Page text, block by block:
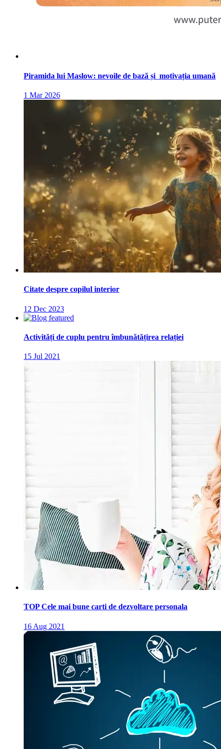
Piramida lui Maslow: nevoile de bază și motivația umană
1 Mar 2026
Citate despre copilul interior
12 Dec 2023
Activități de cuplu pentru îmbunătățirea relației
15 Jul 2021
TOP Cele mai bune carti de dezvoltare personala
16 Aug 2021